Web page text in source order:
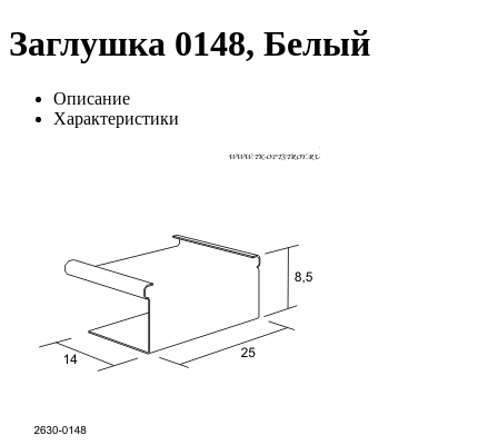
Заглушка 0148, Белый
Описание
Характеристики